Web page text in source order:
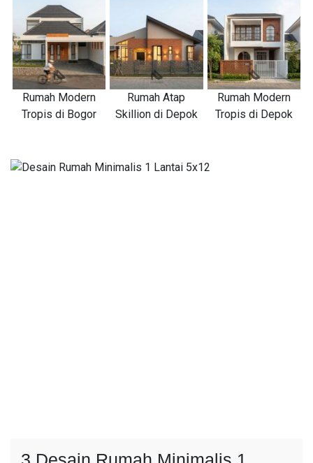
Rumah Modern
Tropis di Bogor
Rumah Atap
Skillion di Depok
Rumah Modern
Tropis di Depok